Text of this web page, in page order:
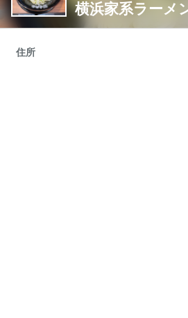
横浜家系ラーメ
住所